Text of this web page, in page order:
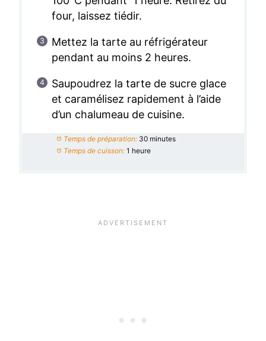
four, laissez tiédir.
Mettez la tarte au réfrigérateur
pendant au moins 2 heures.
Saupoudrez la tarte de sucre glace
et caramélisez rapidement à l’aide
d’un chalumeau de cuisine.
Temps de préparation: 30 minutes
Temps de cuisson: 1 heure